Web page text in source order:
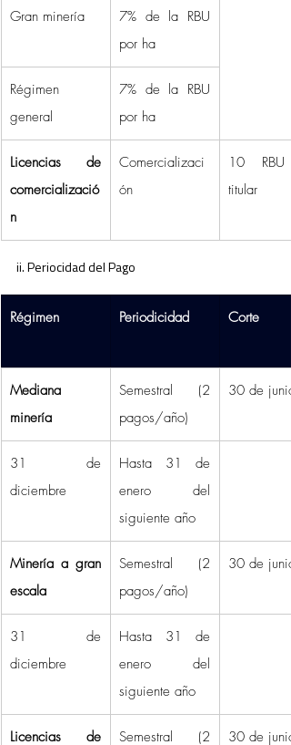
Gran minería
7% de la RBU
por ha
Régimen
general
7% de la RBU
por ha
Licencias de
comercializació
n
Comercializaci
ón
10 RBU
titular
ii. Periocidad del Pago
Régimen Periodicidad Corte
Mediana
minería
Semestral (2
pagos/año)
30 de junio
31 de
diciembre
Hasta 31 de
enero del
siguiente año
Minería a gran
escala
Semestral (2
pagos/año)
30 de junio
31 de
diciembre
Hasta 31 de
enero del
siguiente año
Licencias de Semestral (2 30 de junio